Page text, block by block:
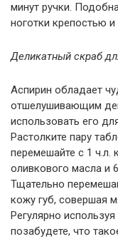
минут ручки.
ноготки крепостью и
Деликатный скраб
Аспирин обладает
отшелушивающим
использовать его
Растолките пару
перемешайте с 1 ч.л.
оливкового масла и
Тщательно
кожу губ, совершая
Регулярно
позабудете, что